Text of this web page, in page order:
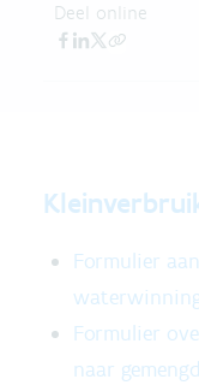
Deel online
Formulier
Formulier
naar